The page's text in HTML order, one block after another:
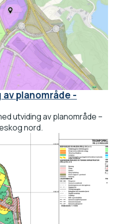
planområde -
utviding av planområde –
nord.